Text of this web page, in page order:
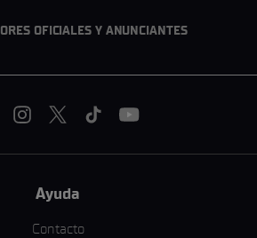
OFICIALES Y ANUNCIANTES
Ayuda
Contacto